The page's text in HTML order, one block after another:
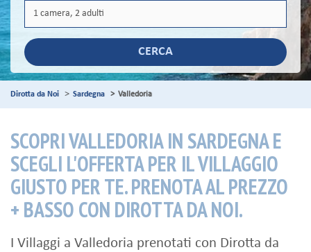
CERCA
Dirotta da Noi Sardegna Valledoria
SCOPRI VALLEDORIA IN SARDEGNA E
SCEGLI L'OFFERTA PER IL VILLAGGIO
GIUSTO PER TE. PRENOTA AL PREZZO
+ BASSO CON DIROTTA DA NOI.
I Villaggi a Valledoria prenotati con Dirotta da